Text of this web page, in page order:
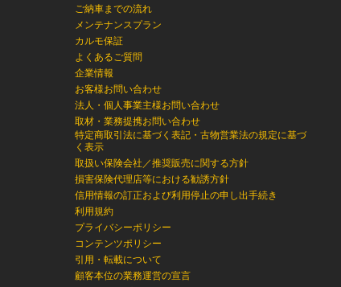
ご納車までの流れ
メンテナンスプラン
カルモ保証
よくあるご質問
企業情報
お客様お問い合わせ
法人・個人事業主様お問い合わせ
取材・業務提携お問い合わせ
特定商取引法に基づく表記・古物営業法の規定に基づ
く表示
取扱い保険会社／推奨販売に関する方針
損害保険代理店等における勧誘方針
信用情報の訂正および利用停止の申し出手続き
利用規約
プライバシーポリシー
コンテンツポリシー
引用・転載について
顧客本位の業務運営の宣言